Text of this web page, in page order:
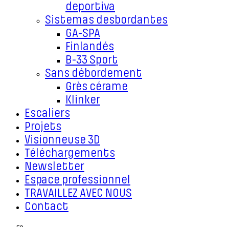
deportiva
Sistemas desbordantes
GA-SPA
Finlandés
B-33 Sport
Sans débordement
Grès cérame
Klinker
Escaliers
Projets
Visionneuse 3D
Téléchargements
Newsletter
Espace professionnel
TRAVAILLEZ AVEC NOUS
Contact